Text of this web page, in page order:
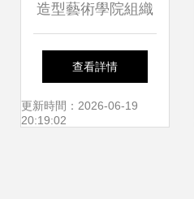
造型藝術學院組織
開展畢業生黨員組
織關系轉移專題教
查看詳情
更新時間：2026-06-19
20:19:02